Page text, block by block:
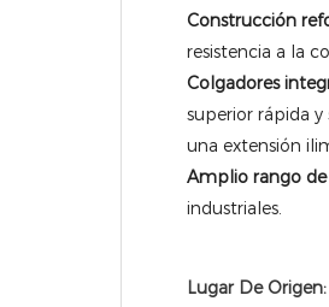
Construcción
resistencia a la
Colgadores
superior rápida
una extensión
Amplio rango
industriales.
Lugar De Origen: